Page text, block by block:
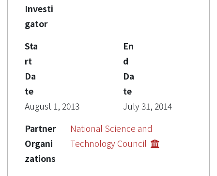
Investi
gator
Sta
rt
Da
te
August 1, 2013
En
d
Da
te
July 31, 2014
Partner
Organi
zations
National Science and
Technology Council